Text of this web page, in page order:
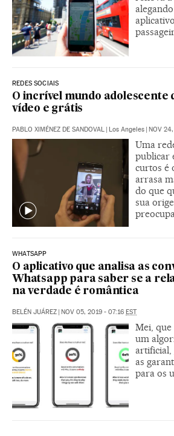
REDES SOCIAIS
O incrível mundo adolescente
vídeo e grátis
PABLO XIMÉNEZ DE SANDOVAL | Los Angeles | NOV
Uma
publicar
curtos é
arrasa
do que
sua
WHATSAPP
O aplicativo que analisa as
Whatsapp para saber se a
na verdade é romântica
BELÉN JUÁREZ | NOV 05, 2019 - 07:16 EST
Mei, que
um
artificial,
as
para os